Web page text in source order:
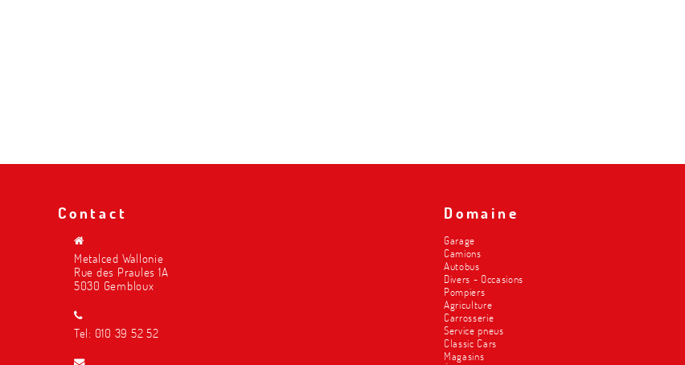
Contact
Metalced Wallonie
Rue des Praules 1A
5030 Gembloux
Tel: 010 39 52 52
Domaine
Garage
Camions
Autobus
Divers - Occasions
Pompiers
Agriculture
Carrosserie
Service pneus
Classic Cars
Magasins